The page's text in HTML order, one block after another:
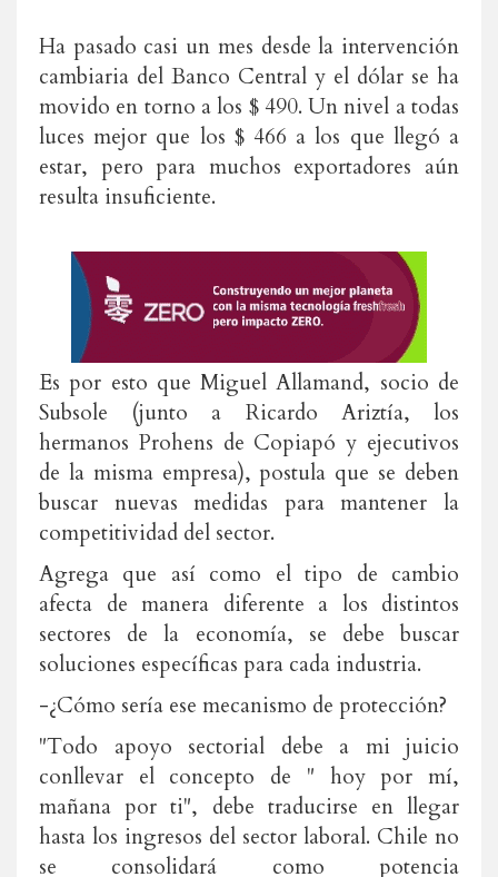
Ha pasado casi un mes desde la intervención
cambiaria del Banco Central y el dólar se ha
movido en torno a los $ 490. Un nivel a todas
luces mejor que los $ 466 a los que llegó a
estar, pero para muchos exportadores aún
resulta insuficiente.
Es por esto que Miguel Allamand, socio de
Subsole (junto a Ricardo Ariztía, los
hermanos Prohens de Copiapó y ejecutivos
de la misma empresa), postula que se deben
buscar nuevas medidas para mantener la
competitividad del sector.
Agrega que así como el tipo de cambio
afecta de manera diferente a los distintos
sectores de la economía, se debe buscar
soluciones específicas para cada industria.
-¿Cómo sería ese mecanismo de protección?
"Todo apoyo sectorial debe a mi juicio
conllevar el concepto de " hoy por mí,
mañana por ti", debe traducirse en llegar
hasta los ingresos del sector laboral. Chile no
se consolidará como potencia